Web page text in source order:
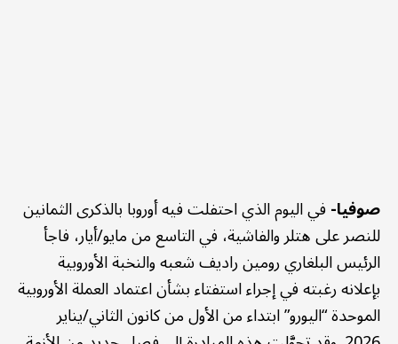
صوفيا-في اليوم الذي احتفلت فيه أوروبا بالذكرى الثمانين
للنصر على هتلر والفاشية، في التاسع من مايو/أيار، فاجأ
الرئيس البلغاري رومين راديف شعبه والنخبة الأوروبية
بإعلانه رغبته في إجراء استفتاء بشأن اعتماد العملة الأوروبية
الموحدة “اليورو” ابتداء من الأول من كانون الثاني/يناير